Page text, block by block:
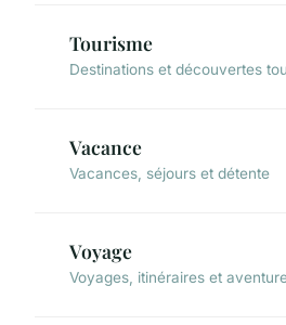
Tourisme
Destinations et découvertes
Vacance
Vacances, séjours et détente
Voyage
Voyages, itinéraires et